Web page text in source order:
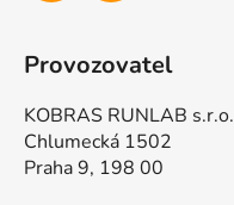
Provozovatel
KOBRAS RUNLAB s.r.o.
Chlumecká 1502
Praha 9, 198 00